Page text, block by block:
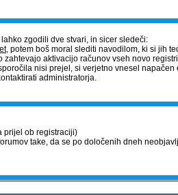
zgodili dve stvari, in sicer sledeči:
, potem boš moral slediti navodilom, ki si jih
aktivacijo računov vseh novo
nisi prejel, si verjetno vnesel
administratorja.
prijel ob registraciji)
take, da se po določenih dneh